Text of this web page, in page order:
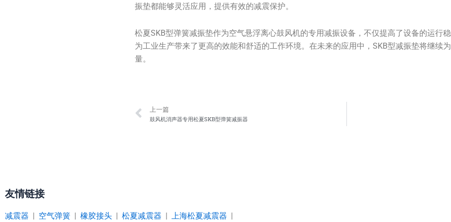
振垫都能够灵活应用，提供有效的减震保护。
松夏SKB型弹簧减振垫作为空气悬浮离心鼓风机的专用减振设备，不仅提高了设备的运行
为工业生产带来了更高的效能和舒适的工作环境。在未来的应用中，SKB型减振垫将继续
量。
Prev
上一篇
鼓风机消声器专用松夏SKB型弹簧减振器
友情链接
减震器 | 空气弹簧 | 橡胶接头 | 松夏减震器 | 上海松夏减震器 |